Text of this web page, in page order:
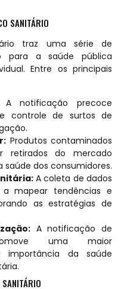
SANITÁRIO
traz uma série de
para a saúde pública
Entre os principais
A notificação precoce
controle de surtos de
Produtos contaminados
retirados do mercado
dos consumidores.
A coleta de dados
mapear tendências e
as estratégias de
A notificação de
uma maior
importância da saúde